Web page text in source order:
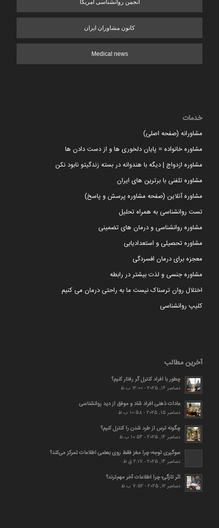
انجمن روانشناسی آمریکا
کانون مشاوران ایران
Medical news
خدمات
مشاورانه (صفحه اصلی)
مشاوره خانواده = پایان دلخوری ها و از دست دادن ها
مشاوره ازدواج | دیگه با هندوانه در بسته زندگیتو نابود نکن
مشاوره تلفنی با برترین های ایران
مشاوره آنلاین (صفحه مشاوره پرسش و پاسخ)
تست روانشناسی به همراه تحلیل
مشاوره روانشناسی و درمان های تضمینی
مشاوره تحصیلی و استعدادیابی
معجزه برای درمان افسردگی
مشاوره جنسی و لذت بیشتر در رابطه
اختلال روان ترسناک نیست ما به راحتی درمان می کنیم
کلیپ روانشناسی
آخرین مطالب
چطور با افراد کنترل گر رفتار کنیم؟
دسامبر 16, 2025 - 12:00 ب.ظ
عادات ذهنی افراد شاد و موفق از دید روانشناسی
دسامبر 15, 2025 - 10:58 ب.ظ
چگونه ترس از طرد شدن را کنترل کنیم؟
دسامبر 14, 2025 - 10:54 ب.ظ
سوگیری توجه؛ چرا مغز فقط روی بعضی اطلاعات تمرکز می‌کند؟
دسامبر 14, 2025 - 2:17 ق.ظ
اثر تازگی؛ چرا اطلاعات آخر مهم‌ترند؟
دسامبر 12, 2025 - 7:52 ب.ظ